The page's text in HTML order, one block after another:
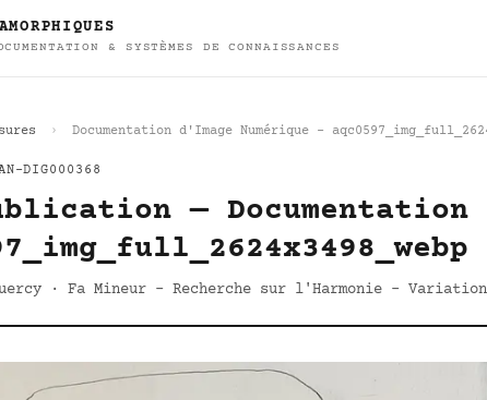
& SYSTÈMES DE CONNAISSANCES
Documentation d'Image Numérique -
DIG000368
— Documentation
· Fa Mineur - Recherche sur l'Harmonie -